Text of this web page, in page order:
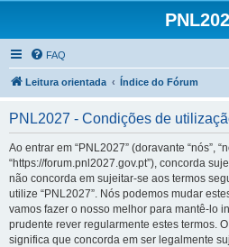
FAQ
Leitura orientada Índice do Fórum
PNL2027 - Condições de
Ao entrar em “PNL2027” (doravante “nós”,
“https://forum.pnl2027.gov.pt”), concorda
não concorda em sujeitar-se aos termos
utilize “PNL2027”. Nós podemos mudar
vamos fazer o nosso melhor para mantê-lo
prudente rever regularmente estes termos.
significa que concorda em ser legalmente